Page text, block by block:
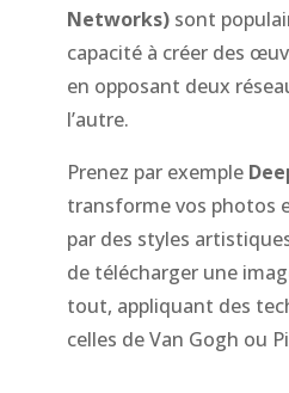
Networks) sont
capacité à créer des
en opposant deux
l’autre.
Prenez par exemple
transforme vos photos
par des styles
de télécharger une
tout, appliquant des
celles de Van Gogh ou